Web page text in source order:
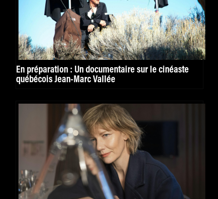
En préparation : Un documentaire sur le cinéaste
québécois Jean-Marc Vallée